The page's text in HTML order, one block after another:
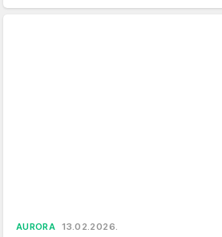
AURORA 13.02.2026.